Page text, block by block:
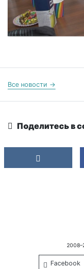
Все новости →
Поделитесь в
Facebook